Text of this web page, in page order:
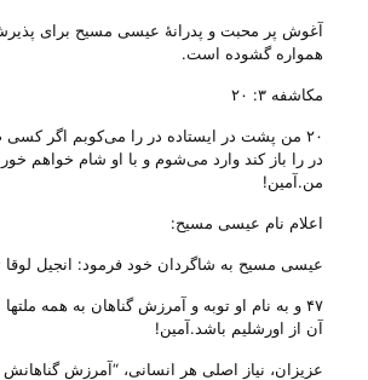
آغوش پر محبت و پدرانهٔ عیسی مسیح برای
همواره گشوده است.
مکاشفه ۳: ۲۰
۲۰ من پشت در ایستاده در را می‌کوبم اگر
در را باز کند وارد می‌شوم و با او شام خواهم خورد
من‌.آمین!
اعلام نام عیسی مسیح:
عیسی مسیح به شاگردان خود فرمود: انجیل لوقا ۲۴: ۴۷
۴۷ و به نام او توبه و آمرزش گناهان به همه
آن از اورشلیم باشد‌.آمین!
عزیزان، نیاز اصلی هر انسانی، “آمرزش